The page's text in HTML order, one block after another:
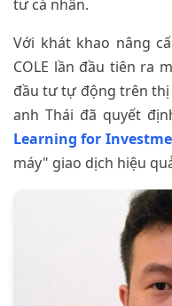
tư cá nhân.
Với khát khao nâng
COLE lần đầu tiên ra
đầu tư tự động trên
anh Thái đã quyết
Learning for
máy" giao dịch hiệu